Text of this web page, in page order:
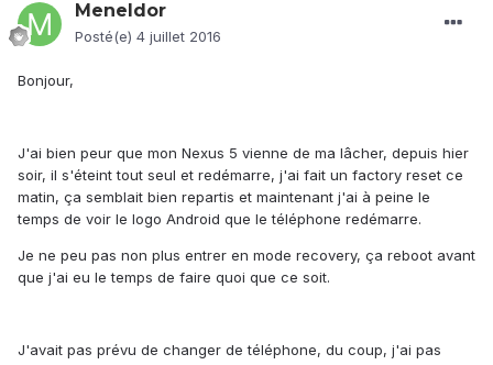
Meneldor
Posté(e) 4 juillet 2016
Bonjour,
J'ai bien peur que mon Nexus 5 vienne de ma lâcher, depuis hier
soir, il s'éteint tout seul et redémarre, j'ai fait un factory reset ce
matin, ça semblait bien repartis et maintenant j'ai à peine le
temps de voir le logo Android que le téléphone redémarre.
Je ne peu pas non plus entrer en mode recovery, ça reboot avant
que j'ai eu le temps de faire quoi que ce soit.
J'avait pas prévu de changer de téléphone, du coup, j'ai pas